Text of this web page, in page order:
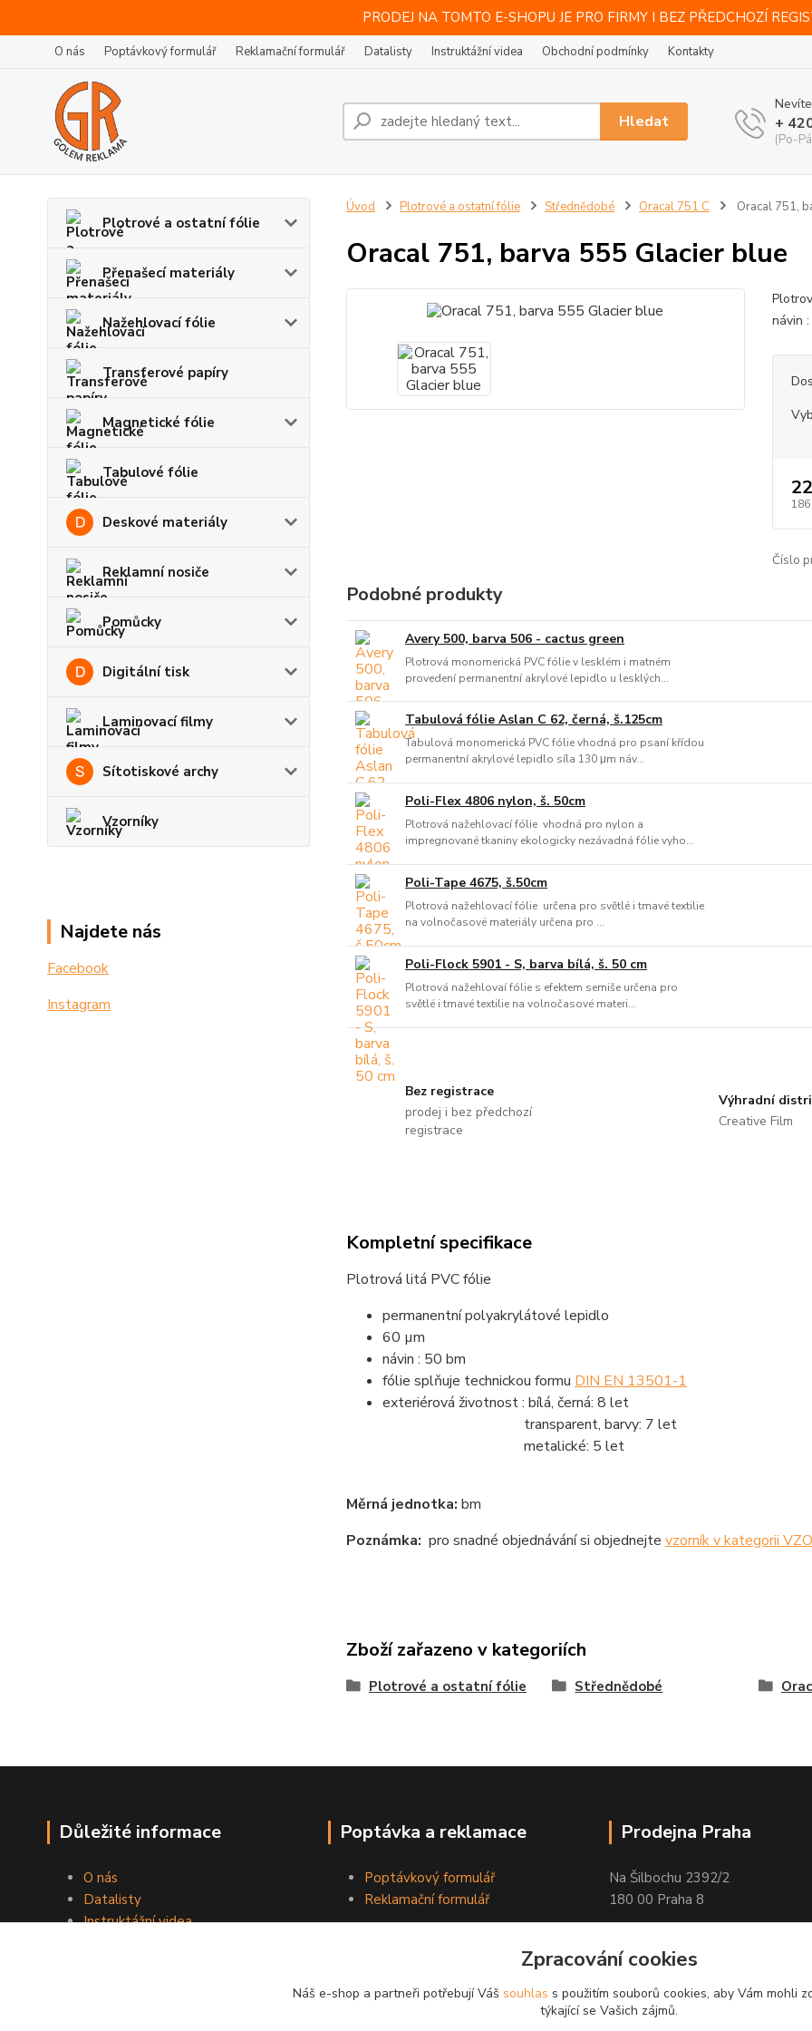
PRODEJ NA TOMTO E-SHOPU JE PRO FIRMY I BEZ PŘEDCHOZÍ
O nás Poptávkový formulář Reklamační formulář Datalisty Instruktážní videa Obchodní podmínky Kontakty
Hledat +
(Po-
Plotrové a ostatní fólie
Přenašecí materiály
Nažehlovací fólie
Transferové papíry
Magnetické fólie
Tabulové fólie
Deskové materiály
Reklamní nosiče
Pomůcky
Digitální tisk
Laminovací filmy
Sítotiskové archy
Vzorníky
Najdete nás
Facebook
Instagram
Úvod Plotrové a ostatní fólie Střednědobé Oracal 751 C Oracal 751,
Oracal 751, barva 555 Glacier blue
návin
186
Číslo
Podobné produkty
Avery 500, barva 506 - cactus green
Plotrová monomerická PVC fólie v lesklém i matném
provedení permanentní akrylové lepidlo u lesklých...
Tabulová fólie Aslan C 62, černá, š.125cm
Tabulová monomerická PVC fólie vhodná pro psaní křídou
permanentní akrylové lepidlo síla 130 μm náv...
Poli-Flex 4806 nylon, š. 50cm
Plotrová nažehlovací fólie vhodná pro nylon a
impregnované tkaniny ekologicky nezávadná fólie vyho...
Poli-Tape 4675, š.50cm
Plotrová nažehlovací fólie určena pro světlé i tmavé textilie
na volnočasové materiály určena pro ...
Poli-Flock 5901 - S, barva bílá, š. 50 cm
Plotrová nažehlovaí fólie s efektem semiše určena pro
světlé i tmavé textilie na volnočasové materi...
Bez registrace
prodej i bez předchozí
registrace
Výhradní
Creative Film
Kompletní specifikace
Plotrová litá PVC fólie
permanentní polyakrylátové lepidlo
60 µm
návin : 50 bm
fólie splňuje technickou formu DIN EN 13501-1
exteriérová životnost : bílá, černá: 8 let
transparent, barvy: 7 let
metalické: 5 let
Měrná jednotka: bm
Poznámka: pro snadné objednávání si objednejte vzorník v kategorii
Zboží zařazeno v kategoriích
Plotrové a ostatní fólie Střednědobé
Důležité informace
O nás
Datalisty
Instruktážní videa
Poptávka a reklamace
Poptávkový formulář
Reklamační formulář
Prodejna Praha
Na Šilbochu 2392/2
180 00 Praha 8
Odkaz na Google mapu
Zpracování cookies
Náš e-shop a partneři potřebují Váš souhlas s použitím souborů cookies, aby Vám mohli
týkající se Vašich zájmů.